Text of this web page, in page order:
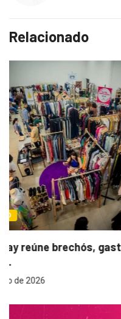
Relacionado
POLÍTICA
Itamar cobra
7 de agosto de 2026